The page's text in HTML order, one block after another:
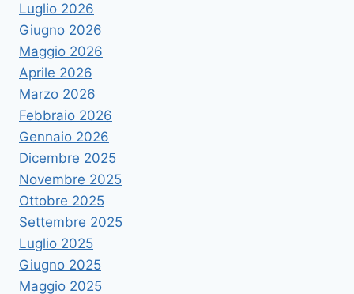
Luglio 2026
Giugno 2026
Maggio 2026
Aprile 2026
Marzo 2026
Febbraio 2026
Gennaio 2026
Dicembre 2025
Novembre 2025
Ottobre 2025
Settembre 2025
Luglio 2025
Giugno 2025
Maggio 2025